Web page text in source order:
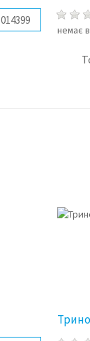
014399
немає